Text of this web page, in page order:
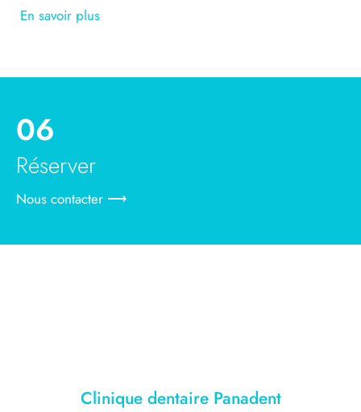
En savoir plus
06
Réserver
Nous contacter ⟶
Clinique dentaire Panadent